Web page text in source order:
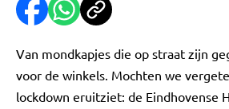
Van mondkapjes die op straat zijn
voor de winkels. Mochten we
lockdown eruitziet: de Eindhovense